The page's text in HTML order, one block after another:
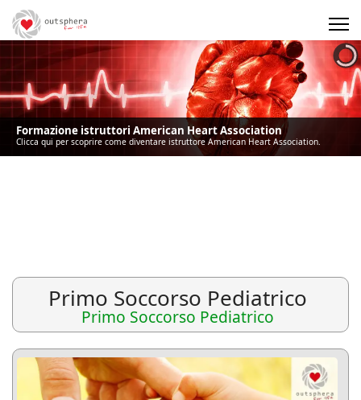
Formazione istruttori American Heart Association
Clicca qui per scoprire come diventare istruttore American Heart Association.
Primo Soccorso Pediatrico
Primo Soccorso Pediatrico